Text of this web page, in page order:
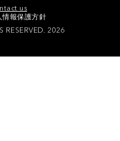
us
情報保護方針
RESERVED. 2026